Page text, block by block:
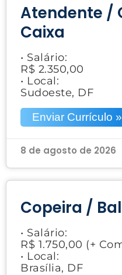
Atendente /
Caixa
• Salário:
R$ 2.350,00
• Local:
Sudoeste, DF
Enviar Currículo »
8 de agosto de 2026
Copeira /
• Salário:
R$ 1.750,00 (+
• Local:
Brasília, DF